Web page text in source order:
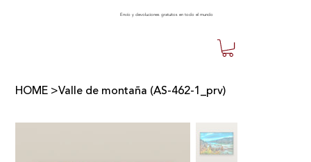
Envío y devoluciones gratuitos en todo el mundo
HOME >Valle de montaña (AS-462-1_prv)